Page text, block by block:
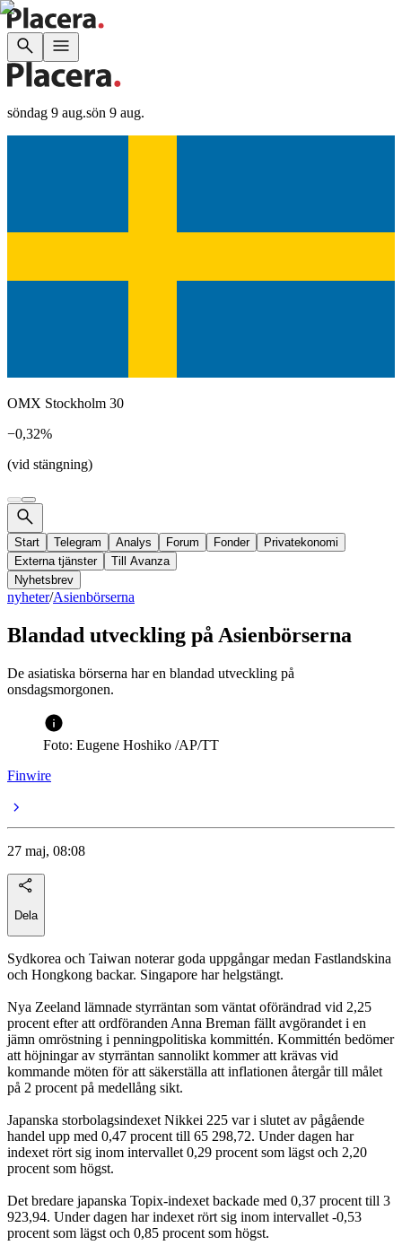
söndag 9 aug.sön 9 aug.
OMX Stockholm 30
−0,32%
(vid stängning)
Start Telegram Analys Forum Fonder
Privatekonomi
Externa tjänster
Till Avanza
Nyhetsbrev
nyheter/Asienbörserna
Blandad utveckling på Asienbörserna
De asiatiska börserna har en blandad utveckling på
onsdagsmorgonen.
Foto: Eugene Hoshiko /AP/TT
Finwire
27 maj, 08:08
Dela
Sydkorea och Taiwan noterar goda uppgångar medan Fastlandskina
och Hongkong backar. Singapore har helgstängt.
Nya Zeeland lämnade styrräntan som väntat oförändrad vid 2,25
procent efter att ordföranden Anna Breman fällt avgörandet i en
jämn omröstning i penningpolitiska kommittén. Kommittén bedömer
att höjningar av styrräntan sannolikt kommer att krävas vid
kommande möten för att säkerställa att inflationen återgår till målet
på 2 procent på medellång sikt.
Japanska storbolagsindexet Nikkei 225 var i slutet av pågående
handel upp med 0,47 procent till 65 298,72. Under dagen har
indexet rört sig inom intervallet 0,29 procent som lägst och 2,20
procent som högst.
Det bredare japanska Topix-indexet backade med 0,37 procent till 3
923,94. Under dagen har indexet rört sig inom intervallet -0,53
procent som lägst och 0,85 procent som högst.